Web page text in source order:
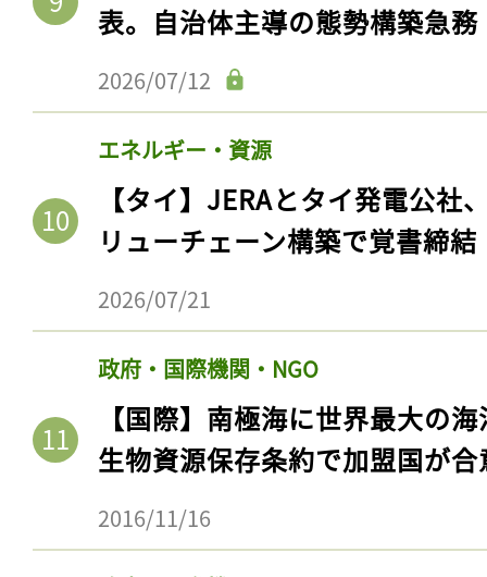
表。自治体主導の態勢構築急務
2026/07/12
エネルギー・資源
【タイ】JERAとタイ発電公社
リューチェーン構築で覚書締結
2026/07/21
政府・国際機関・NGO
【国際】南極海に世界最大の
生物資源保存条約で加盟国が合
2016/11/16